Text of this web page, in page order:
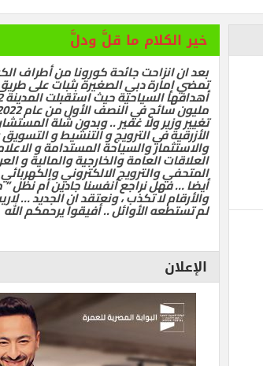
خير الكلام ما قلَّ ودلَّ
بعد ان انزاحت جائحة كورونا من أطراف الكوكب ..
تمضي إمارة دبي الصغيرة بثبات على طريق تحقيق
أهدافها السياحية حيث استقبلت المدينة 7.12
مليون سائح في النصف الأول من عام 2022… دون
تغيير وزير ولا غفير .. وبدون شلة المستشارين
الأزرقية في الترويج و التنشيط و التسويق والتدريب
والاستثمار والسياحة المستدامة و الاعلام و
العلاقات العامة والخارجية والمالية و العرض
المتحفي والترويج الالكتروني والكهربائي لا مانع
أيضا … فهل نراجع أنفسنا جادين أم نظل ” محلك سر ”
والأرقام لا تكذب ، ونعتقد ان الجديد … لاريب لآت بما
لم تستطعه الأوائل .. أفيقوا يرحمكم الله